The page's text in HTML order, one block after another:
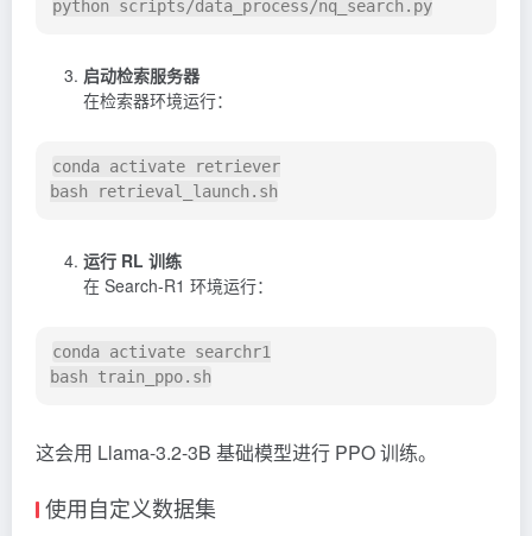
启动检索服务器
在检索器环境运行：
conda activate retriever
运行 RL 训练
在 Search-R1 环境运行：
conda activate searchr1
这会用 Llama-3.2-3B 基础模型进行 PPO 训练。
使用自定义数据集